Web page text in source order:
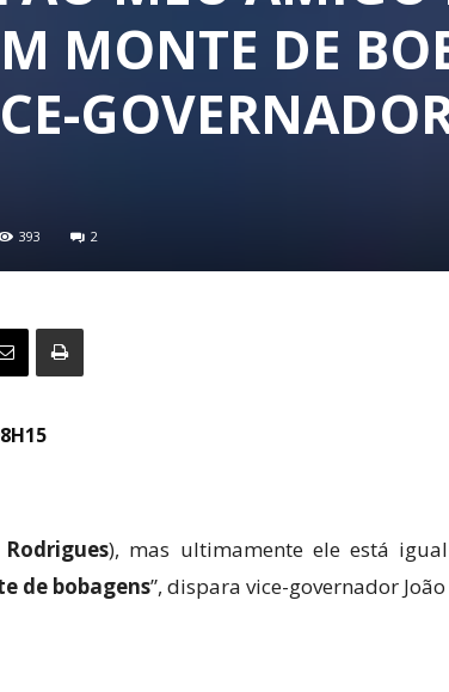
MONTE DE
393 2
), mas ultimamente ele está
de bobagens”, dispara vice-governador João